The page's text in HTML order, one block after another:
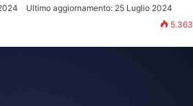
Ultimo aggiornamento: 25 Luglio 2024
5.363